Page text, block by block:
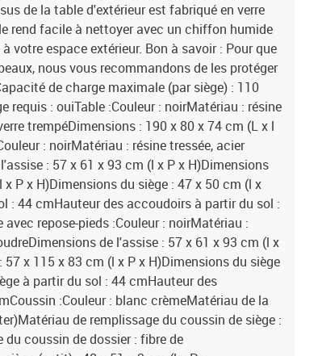
de la table d'extérieur est fabriqué en verre
rend facile à nettoyer avec un chiffon humide
votre espace extérieur. Bon à savoir : Pour que
nous vous recommandons de les protéger
de charge maximale (par siège) : 110
requis : ouiTable :Couleur : noirMatériau : résine
trempéDimensions : 190 x 80 x 74 cm (L x l
: noirMatériau : résine tressée, acier
: 57 x 61 x 93 cm (l x P x H)Dimensions
P x H)Dimensions du siège : 47 x 50 cm (l x
: 44 cmHauteur des accoudoirs à partir du sol :
repose-pieds :Couleur : noirMatériau :
de l'assise : 57 x 61 x 93 cm (l x
x 115 x 83 cm (l x P x H)Dimensions du siège
à partir du sol : 44 cmHauteur des
:Couleur : blanc crèmeMatériau de la
de remplissage du coussin de siège :
coussin de dossier : fibre de